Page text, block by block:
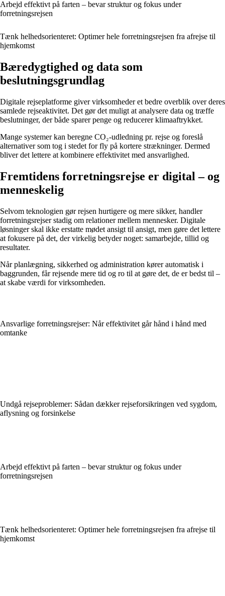
Arbejd effektivt på farten – bevar struktur og fokus under
forretningsrejsen
Tænk helhedsorienteret: Optimer hele forretningsrejsen fra afrejse til
hjemkomst
Bæredygtighed og data som
beslutningsgrundlag
Digitale rejseplatforme giver virksomheder et bedre overblik over deres
samlede rejseaktivitet. Det gør det muligt at analysere data og træffe
beslutninger, der både sparer penge og reducerer klimaaftrykket.
Mange systemer kan beregne CO₂-udledning pr. rejse og foreslå
alternativer som tog i stedet for fly på kortere strækninger. Dermed
bliver det lettere at kombinere effektivitet med ansvarlighed.
Fremtidens forretningsrejse er digital – og
menneskelig
Selvom teknologien gør rejsen hurtigere og mere sikker, handler
forretningsrejser stadig om relationer mellem mennesker. Digitale
løsninger skal ikke erstatte mødet ansigt til ansigt, men gøre det lettere
at fokusere på det, der virkelig betyder noget: samarbejde, tillid og
resultater.
Når planlægning, sikkerhed og administration kører automatisk i
baggrunden, får rejsende mere tid og ro til at gøre det, de er bedst til –
at skabe værdi for virksomheden.
Ansvarlige forretningsrejser: Når effektivitet går hånd i hånd med
omtanke
Undgå rejseproblemer: Sådan dækker rejseforsikringen ved sygdom,
aflysning og forsinkelse
Arbejd effektivt på farten – bevar struktur og fokus under
forretningsrejsen
Tænk helhedsorienteret: Optimer hele forretningsrejsen fra afrejse til
hjemkomst